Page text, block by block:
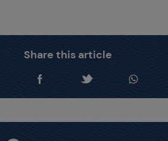
Share this article